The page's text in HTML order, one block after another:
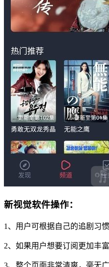
新视觉软件操作：
1、用户可根据自己的追剧习
2、如果用户想要订阅更加丰